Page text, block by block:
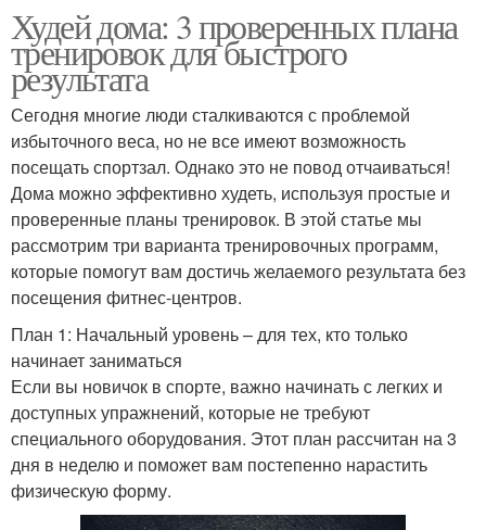
Худей дома: 3 проверенных плана
тренировок для быстрого
результата
Сегодня многие люди сталкиваются с проблемой
избыточного веса, но не все имеют возможность
посещать спортзал. Однако это не повод отчаиваться!
Дома можно эффективно худеть, используя простые и
проверенные планы тренировок. В этой статье мы
рассмотрим три варианта тренировочных программ,
которые помогут вам достичь желаемого результата без
посещения фитнес-центров.
План 1: Начальный уровень – для тех, кто только
начинает заниматься
Если вы новичок в спорте, важно начинать с легких и
доступных упражнений, которые не требуют
специального оборудования. Этот план рассчитан на 3
дня в неделю и поможет вам постепенно нарастить
физическую форму.